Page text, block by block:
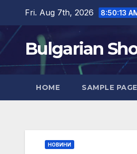
content
Fri. Aug 7th, 2026 8:50:14
Bulgarian
HOME SAMPLE PAGE
НОВИНИ